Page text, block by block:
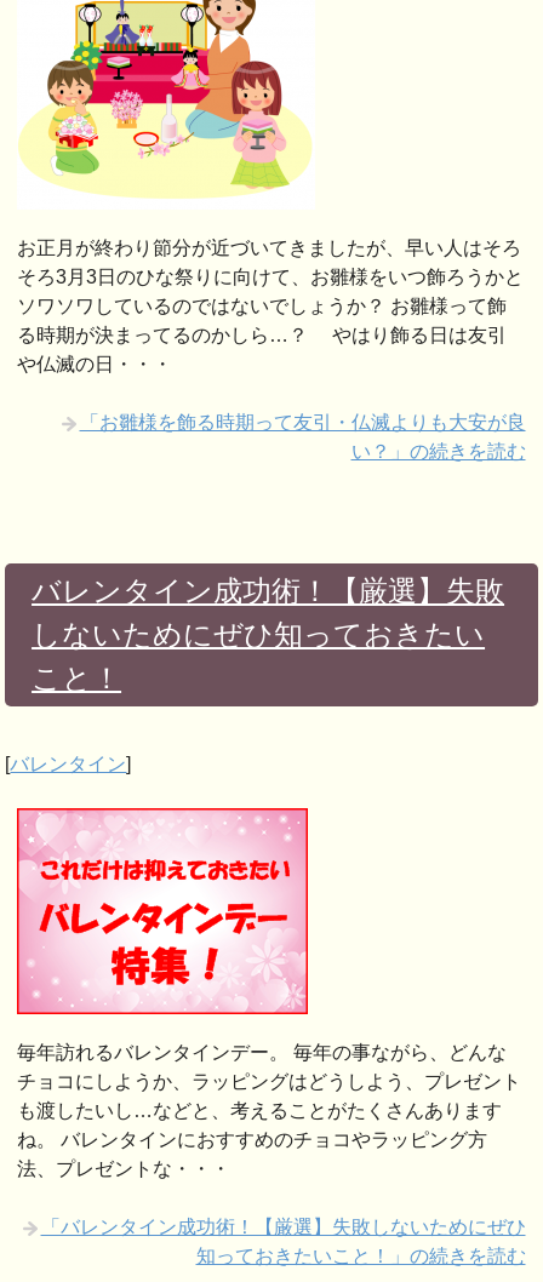
お正月が終わり節分が近づいてきましたが、早い人はそろ
そろ3月3日のひな祭りに向けて、お雛様をいつ飾ろうかと
ソワソワしているのではないでしょうか？ お雛様って飾
る時期が決まってるのかしら…？ やはり飾る日は友引
や仏滅の日・・・
「お雛様を飾る時期って友引・仏滅よりも大安が良
い？」の続きを読む
バレンタイン成功術！【厳選】失敗
しないためにぜひ知っておきたい
こと！
[バレンタイン]
毎年訪れるバレンタインデー。 毎年の事ながら、どんな
チョコにしようか、ラッピングはどうしよう、プレゼント
も渡したいし…などと、考えることがたくさんあります
ね。 バレンタインにおすすめのチョコやラッピング方
法、プレゼントな・・・
「バレンタイン成功術！【厳選】失敗しないためにぜひ
知っておきたいこと！」の続きを読む